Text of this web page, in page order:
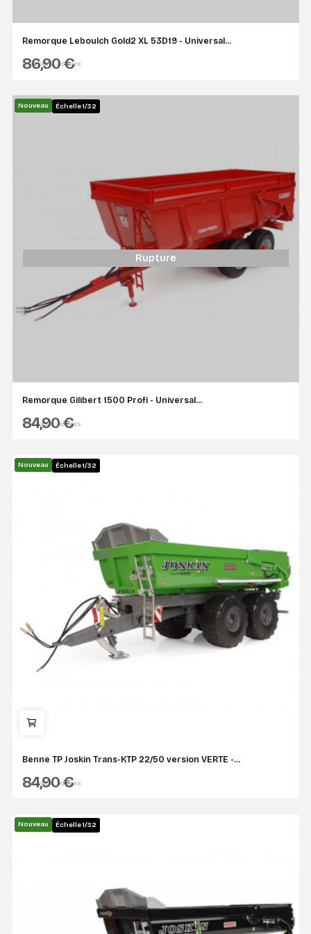
Remorque Leboulch Gold2 XL 53D19 - Universal...
UNIVERSAL HOBBIES
86,90 €
Nouveau Échelle 1/32
Rupture
Remorque Gilibert 1500 Profi - Universal...
UNIVERSAL HOBBIES
84,90 €
Nouveau Échelle 1/32
Benne TP Joskin Trans-KTP 22/50 version VERTE -...
UNIVERSAL HOBBIES
84,90 €
Nouveau Échelle 1/32